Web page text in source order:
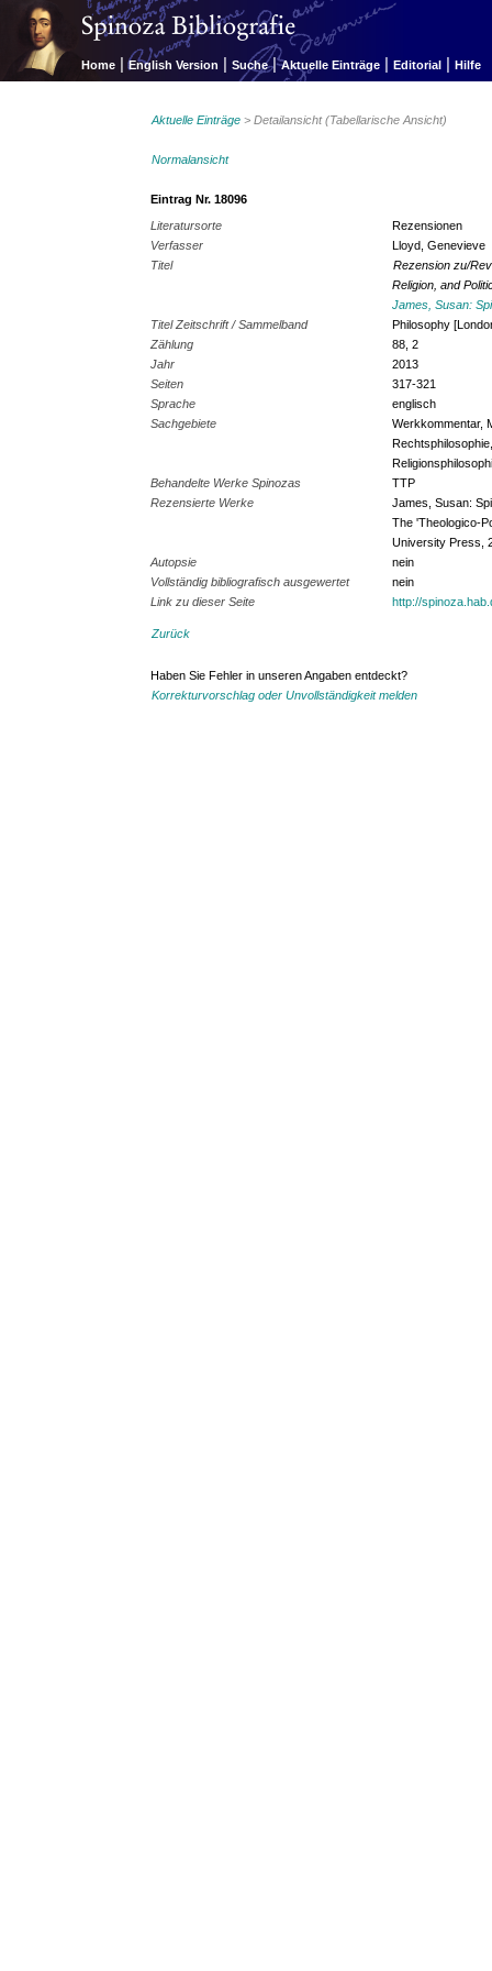
Home | English Version | Suche | Aktuelle Einträge | Editorial | Hilfe
Aktuelle Einträge > Detailansicht (Tabellarische Ansicht)
Normalansicht
Eintrag Nr. 18096
Literatursorte
Rezensionen
Verfasser
Lloyd, Genevieve
Titel
Rezension zu/
Religion, and
James, Susan:
Titel Zeitschrift / Sammelband
Philosophy
Zählung
88, 2
Jahr
2013
Seiten
317-321
Sprache
englisch
Sachgebiete
Werkkommentar,
Behandelte Werke Spinozas
TTP
Rezensierte Werke
James, Susan:
The 'Theologico-
University Press,
Autopsie
nein
Vollständig bibliografisch ausgewertet
nein
Link zu dieser Seite
http://
Zurück
Haben Sie Fehler in unseren Angaben entdeckt?
Korrekturvorschlag oder Unvollständigkeit melden